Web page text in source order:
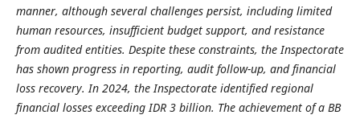
manner, although several challenges persist, including limited
human resources, insufficient budget support, and resistance
from audited entities. Despite these constraints, the Inspectorate
has shown progress in reporting, audit follow-up, and financial
loss recovery. In 2024, the Inspectorate identified regional
financial losses exceeding IDR 3 billion. The achievement of a BB